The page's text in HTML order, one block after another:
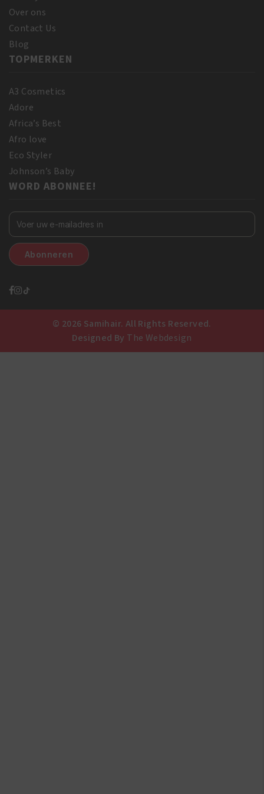
Over ons
Contact Us
Blog
TOPMERKEN
A3 Cosmetics
Adore
Africa’s Best
Afro love
Eco Styler
Johnson’s Baby
WORD ABONNEE!
© 2026 Samihair. All Rights Reserved.
Designed By The Webdesign